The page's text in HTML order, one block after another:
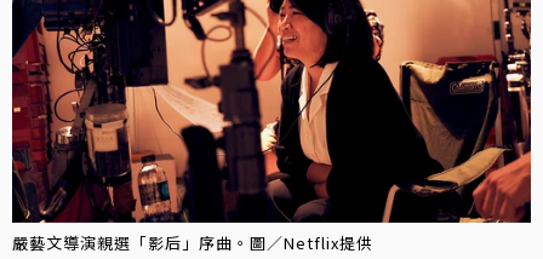
嚴藝文導演親選「影后」序曲。圖／Netflix提供